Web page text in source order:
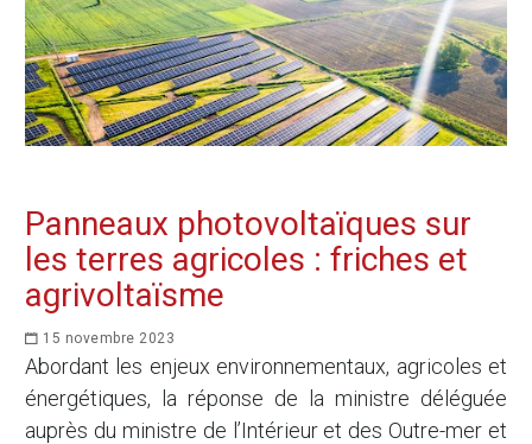
Panneaux photovoltaïques sur
les terres agricoles : friches et
agrivoltaïsme
15 novembre 2023
Abordant les enjeux environnementaux, agricoles et
énergétiques, la réponse de la ministre déléguée
auprès du ministre de l’Intérieur et des Outre-mer et